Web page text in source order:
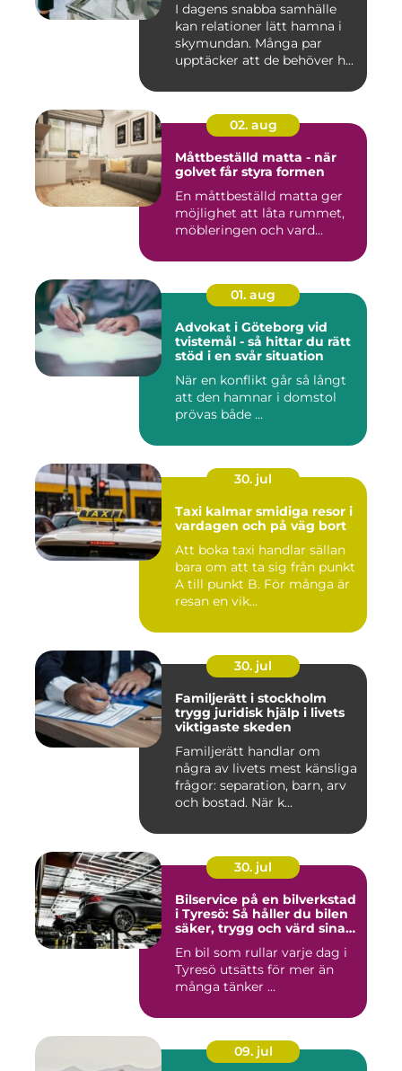
I dagens snabba samhälle
kan relationer lätt hamna i
skymundan. Många par
upptäcker att de behöver h...
02. aug
Måttbeställd matta - när
golvet får styra formen
En måttbeställd matta ger
möjlighet att låta rummet,
möbleringen och vard...
01. aug
Advokat i Göteborg vid
tvistemål - så hittar du rätt
stöd i en svår situation
När en konflikt går så långt
att den hamnar i domstol
prövas både ...
30. jul
Taxi kalmar smidiga resor i
vardagen och på väg bort
Att boka taxi handlar sällan
bara om att ta sig från punkt
A till punkt B. För många är
resan en vik...
30. jul
Familjerätt i stockholm
trygg juridisk hjälp i livets
viktigaste skeden
Familjerätt handlar om
några av livets mest känsliga
frågor: separation, barn, arv
och bostad. När k...
30. jul
Bilservice på en bilverkstad
i Tyresö: Så håller du bilen
säker, trygg och värd sina
En bil som rullar varje dag i
Tyresö utsätts för mer än
många tänker ...
09. jul